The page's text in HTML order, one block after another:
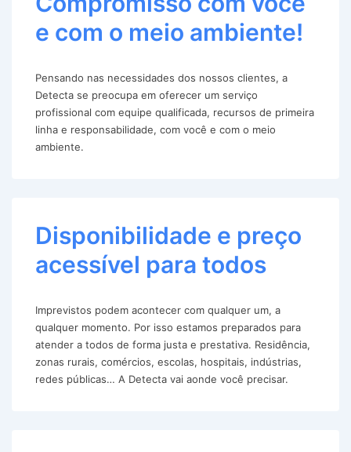
e com o meio ambiente!
Pensando nas necessidades dos nossos clientes, a
Detecta se preocupa em oferecer um serviço
profissional com equipe qualificada, recursos de primeira
linha e responsabilidade, com você e com o meio
ambiente.
Disponibilidade e preço
acessível para todos
Imprevistos podem acontecer com qualquer um, a
qualquer momento. Por isso estamos preparados para
atender a todos de forma justa e prestativa. Residência,
zonas rurais, comércios, escolas, hospitais, indústrias,
redes públicas… A Detecta vai aonde você precisar.